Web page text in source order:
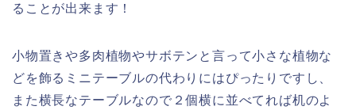
ることが出来ます！
小物置きや多肉植物やサボテンと言って小さな植物な
どを飾るミニテーブルの代わりにはぴったりですし、
また横長なテーブルなので２個横に並べてれば机のよ